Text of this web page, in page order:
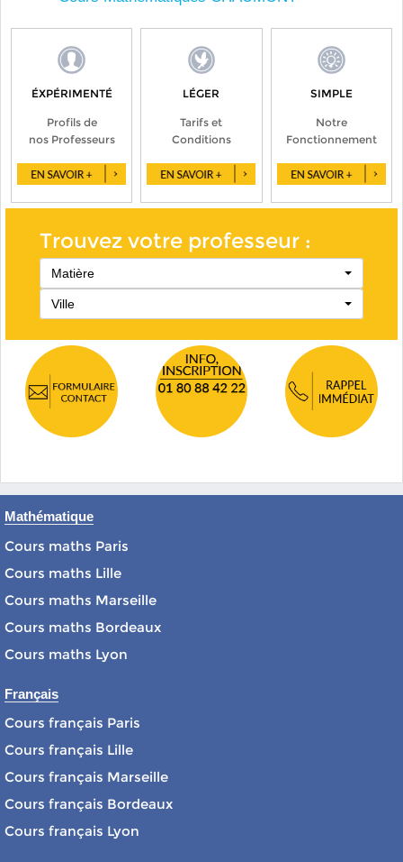
ÉXPÉRIMENTÉ
Profils de
nos Professeurs
LÉGER
Tarifs et
Conditions
SIMPLE
Notre
Fonctionnement
Trouvez votre professeur :
Matière
Ville
Mathématique
Cours maths Paris
Cours maths Lille
Cours maths Marseille
Cours maths Bordeaux
Cours maths Lyon
Français
Cours français Paris
Cours français Lille
Cours français Marseille
Cours français Bordeaux
Cours français Lyon